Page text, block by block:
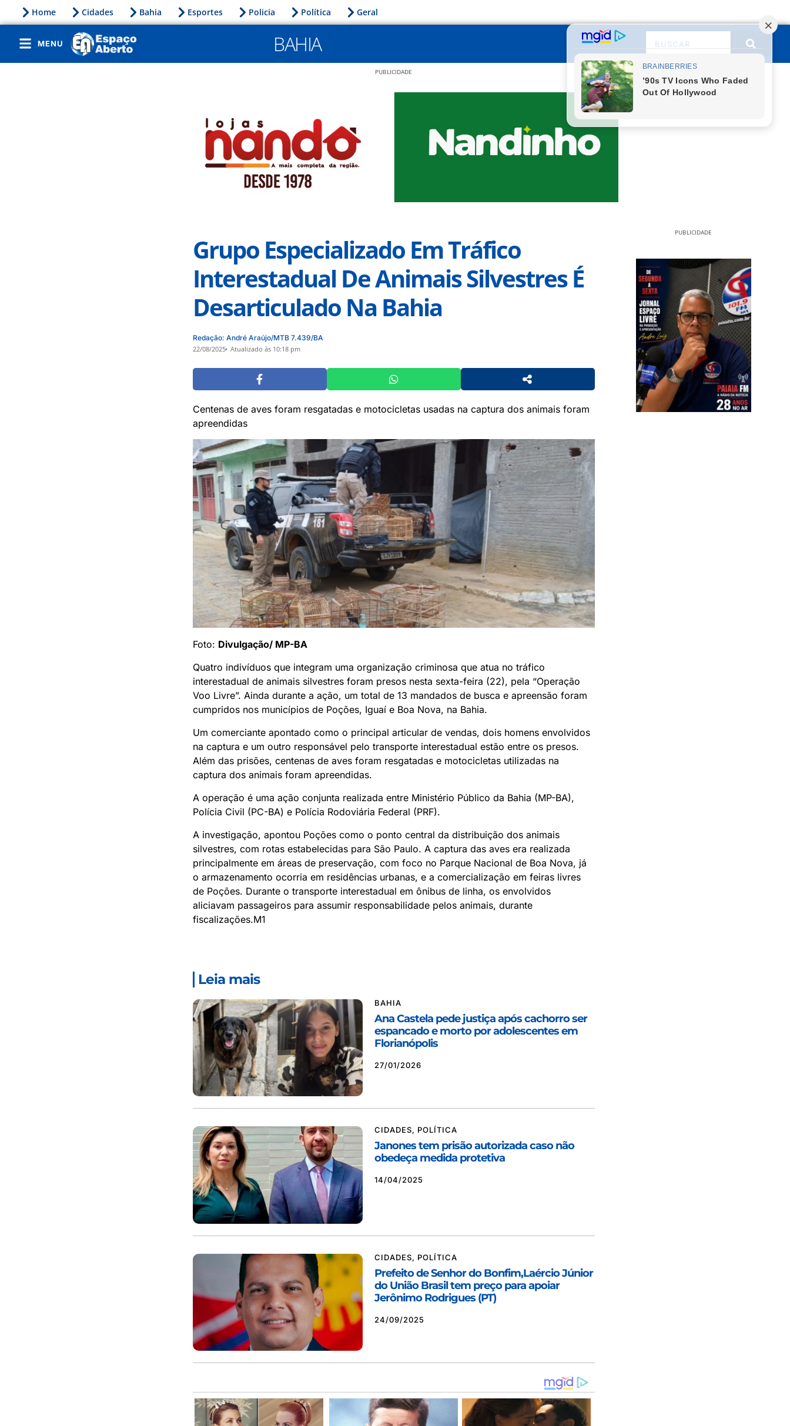
Home Cidades Bahia Esportes Policia Política Geral
MENU BAHIA
PUBLICIDADE
Grupo Especializado Em Tráfico
Interestadual De Animais Silvestres É
Desarticulado Na Bahia
Redação: André Araújo/MTB 7.439/BA
22/08/2025 Atualizado às 10:18 pm
Centenas de aves foram resgatadas e motocicletas usadas na captura dos animais foram
apreendidas
Foto: Divulgação/ MP-BA
Quatro indivíduos que integram uma organização criminosa que atua no tráfico
interestadual de animais silvestres foram presos nesta sexta-feira (22), pela “Operação
Voo Livre”. Ainda durante a ação, um total de 13 mandados de busca e apreensão foram
cumpridos nos municípios de Poções, Iguaí e Boa Nova, na Bahia.
Um comerciante apontado como o principal articular de vendas, dois homens envolvidos
na captura e um outro responsável pelo transporte interestadual estão entre os presos.
Além das prisões, centenas de aves foram resgatadas e motocicletas utilizadas na
captura dos animais foram apreendidas.
A operação é uma ação conjunta realizada entre Ministério Público da Bahia (MP-BA),
Polícia Civil (PC-BA) e Polícia Rodoviária Federal (PRF).
A investigação, apontou Poções como o ponto central da distribuição dos animais
silvestres, com rotas estabelecidas para São Paulo. A captura das aves era realizada
principalmente em áreas de preservação, com foco no Parque Nacional de Boa Nova, já
o armazenamento ocorria em residências urbanas, e a comercialização em feiras livres
de Poções. Durante o transporte interestadual em ônibus de linha, os envolvidos
aliciavam passageiros para assumir responsabilidade pelos animais, durante
fiscalizações.M1
Leia mais
BAHIA
Ana Castela pede justiça após cachorro ser
espancado e morto por adolescentes em
Florianópolis
27/01/2026
CIDADES, POLÍTICA
Janones tem prisão autorizada caso não
obedeça medida protetiva
14/04/2025
CIDADES, POLÍTICA
Prefeito de Senhor do Bonfim,Laércio Júnior
do União Brasil tem preço para apoiar
Jerônimo Rodrigues (PT)
24/09/2025
PUBLICIDADE